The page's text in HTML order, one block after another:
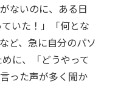
ないのに、ある日
いた！」「何とな
ど、急に自分のパソ
に、「どうやって
った声が多く聞か